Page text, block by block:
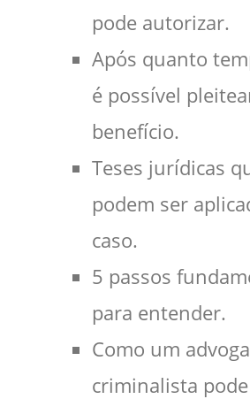
pode autorizar.
Após quanto
é possível
benefício.
Teses jurídicas
podem ser
caso.
5 passos
para entender.
Como um
criminalista